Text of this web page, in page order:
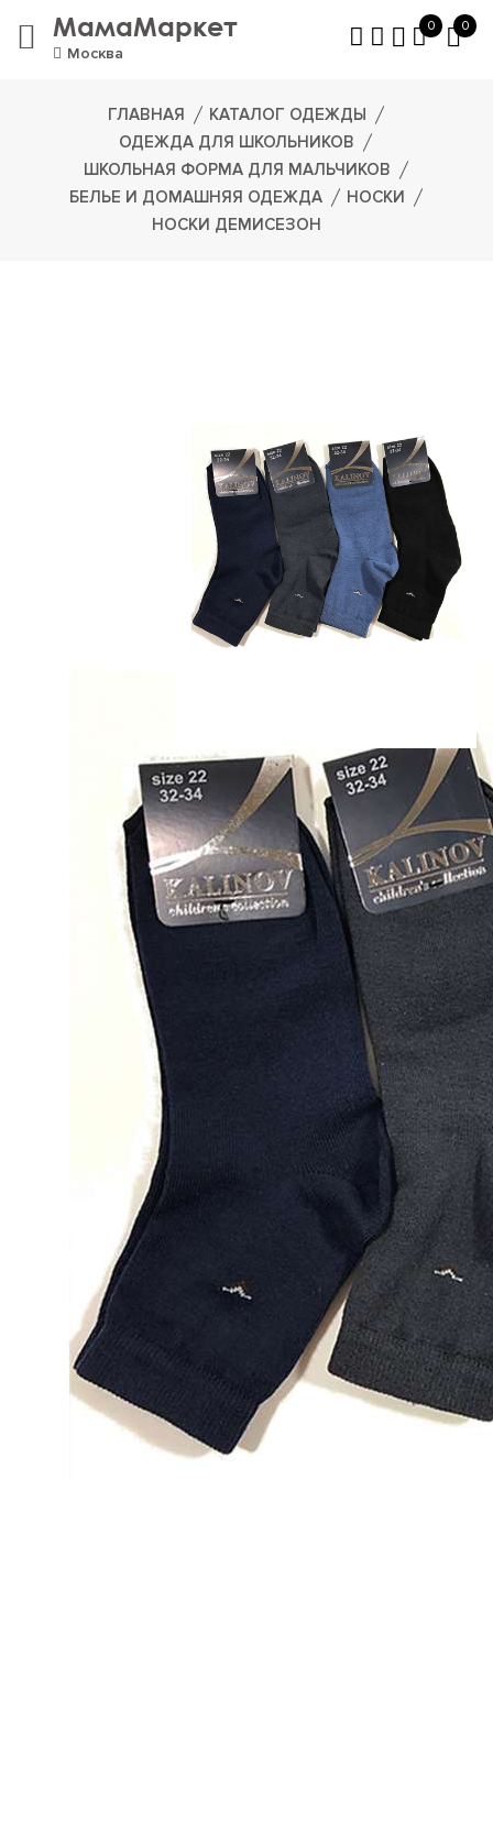
МамаМаркет
Москва
0 0
ГЛАВНАЯ
КАТАЛОГ ОДЕЖДЫ
ОДЕЖДА ДЛЯ ШКОЛЬНИКОВ
ШКОЛЬНАЯ ФОРМА ДЛЯ МАЛЬЧИКОВ
БЕЛЬЕ И ДОМАШНЯЯ ОДЕЖДА
НОСКИ
НОСКИ ДЕМИСЕЗОН